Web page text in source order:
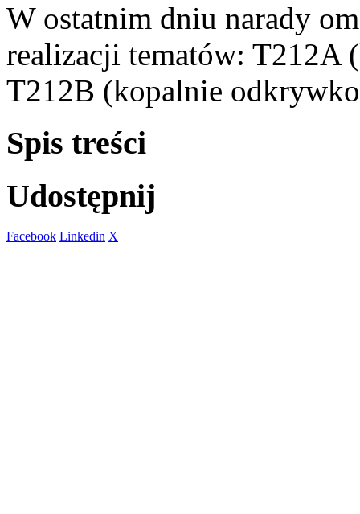
W ostatnim dniu narady
realizacji tematów: T212A
T212B (kopalnie
Spis treści
Udostępnij
Facebook Linkedin X